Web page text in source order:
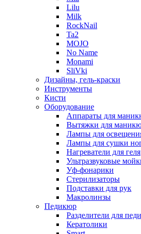
Lilu
Milk
RockNail
Ta2
MOJO
No Name
Monami
SliVki
Дизайны, гель-краски
Инструменты
Кисти
Оборудование
Аппараты для
Вытяжки для
Лампы для
Лампы для сушки
Нагреватели для геля
Ультразвуковые
Уф-фонарики
Стерилизаторы
Подставки для рук
Макролинзы
Педикюр
Разделители для
Кератолики